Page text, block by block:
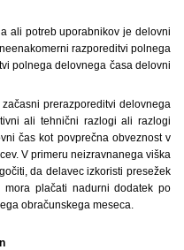
ali potreb uporabnikov je delovni
razporeditvi polnega
polnega delovnega časa delovni
prerazporeditvi delovnega
ali tehnični razlogi ali razlogi
čas kot povprečna obveznost v
V primeru neizravnanega viška
da delavec izkoristi presežek
plačati nadurni dodatek po
obračunskega meseca.